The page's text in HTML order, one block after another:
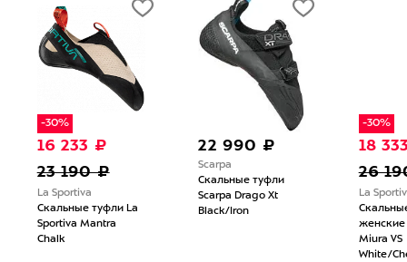
-30%
16 233 ₽
23 190 ₽
La Sportiva
Скальные туфли La
Sportiva Mantra
Chalk
22 990 ₽
Scarpa
Скальные туфли
Scarpa Drago Xt
Black/Iron
-30%
18
26
La
женские
Miura VS
White/